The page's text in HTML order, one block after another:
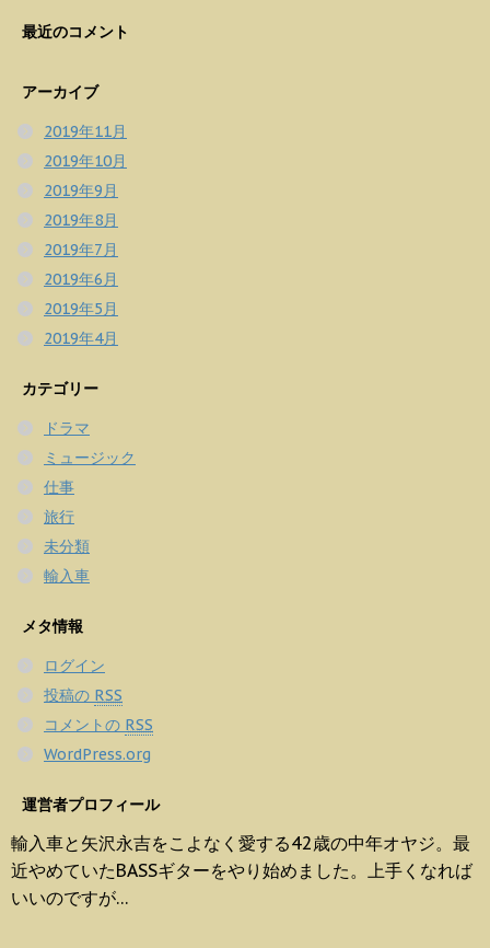
最近のコメント
アーカイブ
2019年11月
2019年10月
2019年9月
2019年8月
2019年7月
2019年6月
2019年5月
2019年4月
カテゴリー
ドラマ
ミュージック
仕事
旅行
未分類
輸入車
メタ情報
ログイン
投稿の RSS
コメントの RSS
WordPress.org
運営者プロフィール
輸入車と矢沢永吉をこよなく愛する42歳の中年オヤジ。最
近やめていたBASSギターをやり始めました。上手くなれば
いいのですが…